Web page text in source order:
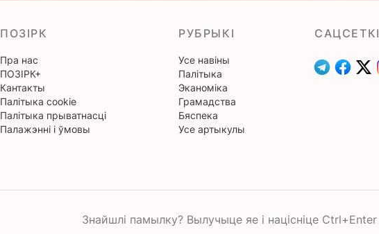
ПОЗІРК
Пра нас
ПОЗІРК+
Кантакты
Палітыка cookie
Палітыка прыватнасці
Палажэнні і ўмовы
РУБРЫКІ
Усе навіны
Палітыка
Эканоміка
Грамадства
Бяспека
Усе артыкулы
САЦСЕТКІ
Знайшлі памылку? Вылучыце яе і націсніце Ctrl+Enter